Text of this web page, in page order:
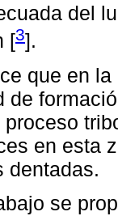
del
[3].
que en
de
en esta
dentadas.
se